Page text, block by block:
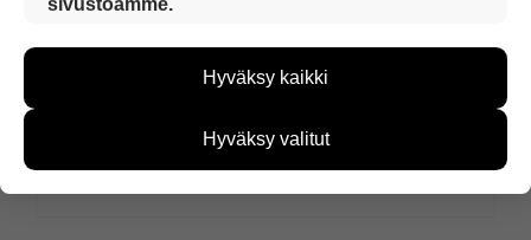
Hyvä presedentti!!
Vastaa
kehittää sivustoamme vastaamaan paremmin
kävijämääristä ja siitä, mitä sivuja käytetään ja
miten sivuilla liikutaan. Emme kuitenkaan kerää
Hyväksy kaikki
Hyväksy valitut